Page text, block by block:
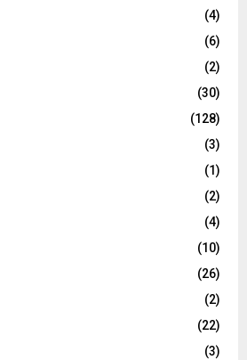
(4)
(6)
(2)
(30)
(128)
(3)
(1)
(2)
(4)
(10)
(26)
(2)
(22)
(3)